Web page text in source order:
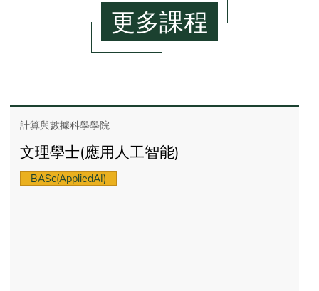
更多課程
計算與數據科學學院
文理學士(應用人工智能)
BASc(AppliedAI)